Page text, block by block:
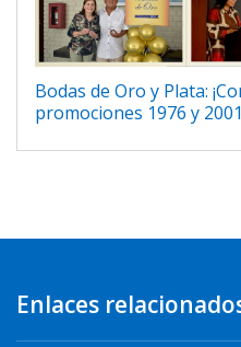
Bodas de Oro y Plata:
promociones 1976 y
Enlaces